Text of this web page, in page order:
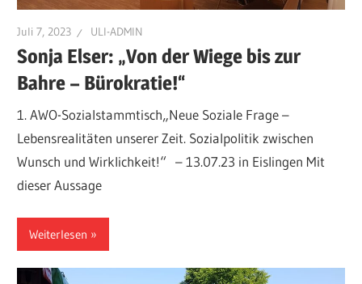
Juli 7, 2023 ULI-ADMIN
Sonja Elser: „Von der Wiege bis zur
Bahre – Bürokratie!“
1. AWO-Sozialstammtisch„Neue Soziale Frage –
Lebensrealitäten unserer Zeit. Sozialpolitik zwischen
Wunsch und Wirklichkeit!“ – 13.07.23 in Eislingen Mit
dieser Aussage
Weiterlesen